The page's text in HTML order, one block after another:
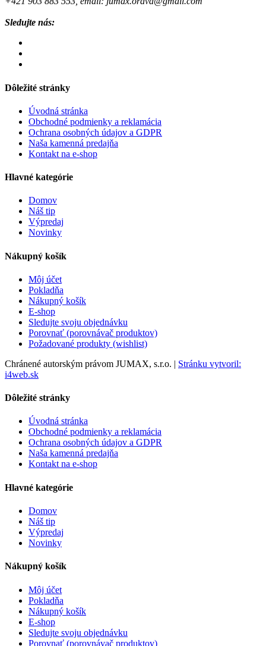
Sledujte nás:
Dôležité stránky
Úvodná stránka
Obchodné podmienky a reklamácia
Ochrana osobných údajov a GDPR
Naša kamenná predajňa
Kontakt na e-shop
Hlavné kategórie
Domov
Náš tip
Výpredaj
Novinky
Nákupný košík
Môj účet
Pokladňa
Nákupný košík
E-shop
Sledujte svoju objednávku
Porovnať (porovnávač produktov)
Požadované produkty (wishlist)
Chránené autorským právom JUMAX, s.r.o. | Stránku vytvoril:
i4web.sk
Dôležité stránky
Úvodná stránka
Obchodné podmienky a reklamácia
Ochrana osobných údajov a GDPR
Naša kamenná predajňa
Kontakt na e-shop
Hlavné kategórie
Domov
Náš tip
Výpredaj
Novinky
Nákupný košík
Môj účet
Pokladňa
Nákupný košík
E-shop
Sledujte svoju objednávku
Porovnať (porovnávač produktov)